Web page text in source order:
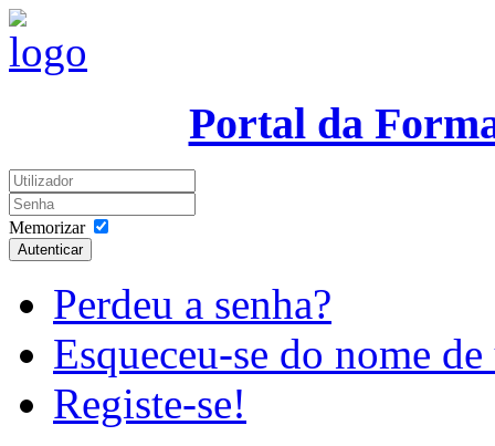
Portal da
Memorizar
Autenticar
Perdeu a senha?
Esqueceu-se do nome
Registe-se!